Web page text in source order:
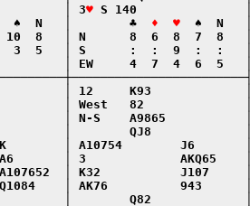
│ 3
♥ S 140               │
  ♠  N   │        ♣
♦  ♥
  ♠  N   │
8   │ N      8  6  8  7  8   │
3  5   │ S      :  :  9  :  :   │
│ EW     4  7  4  6  5   │
│ 12     K93             │
│ West   82              │
│ N-S    A9865           │
│        QJ8             │
│ A10754        J6       │
│ 3             AKQ65    │
│ K32           J107     │
│ AK76          943      │
│        Q82             │